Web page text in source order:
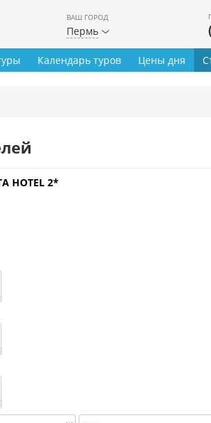
ВАШ ГОРОД
Пермь
Календарь туров Цены дня
HOTEL 2*